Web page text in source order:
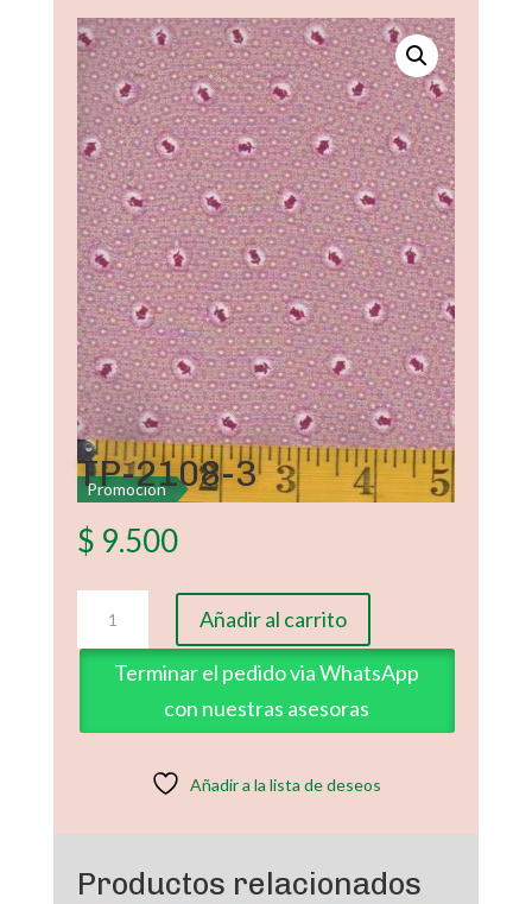
Promoción
TP-2108-3
$ 9.500
2108-
3
cantidad
Añadir al carrito
Terminar el pedido via WhatsApp
con nuestras asesoras
Añadir a la lista de deseos
Productos relacionados